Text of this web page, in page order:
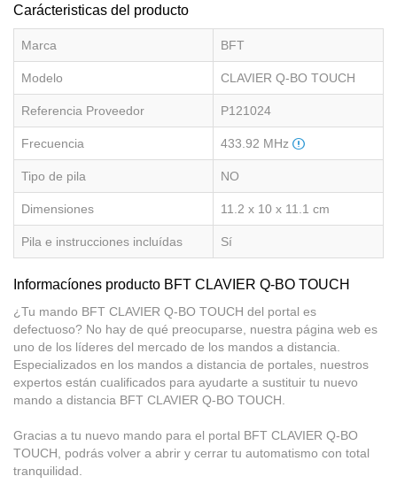
Carácteristicas del producto
Marca BFT
Modelo CLAVIER Q-BO TOUCH
Referencia Proveedor P121024
Frecuencia 433.92 MHz
Tipo de pila NO
Dimensiones 11.2 x 10 x 11.1 cm
Pila e instrucciones incluídas Sí
Informacíones producto BFT CLAVIER Q-BO TOUCH
¿Tu mando BFT CLAVIER Q-BO TOUCH del portal es
defectuoso? No hay de qué preocuparse, nuestra página web es
uno de los líderes del mercado de los mandos a distancia.
Especializados en los mandos a distancia de portales, nuestros
expertos están cualificados para ayudarte a sustituir tu nuevo
mando a distancia BFT CLAVIER Q-BO TOUCH.
Gracias a tu nuevo mando para el portal BFT CLAVIER Q-BO
TOUCH, podrás volver a abrir y cerrar tu automatismo con total
tranquilidad.